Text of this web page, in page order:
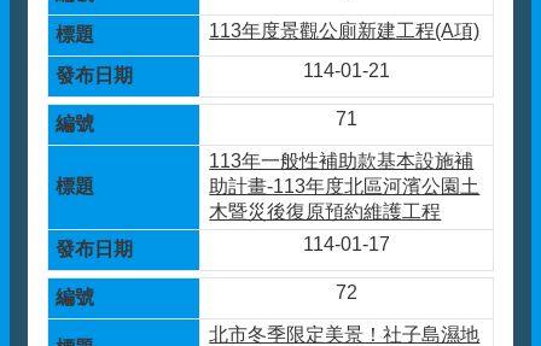
113年度景觀公廁新建工程(A項)
114-01-21
71
113年一般性補助款基本設施補
助計畫-113年度北區河濱公園土
木暨災後復原預約維護工程
114-01-17
72
北市冬季限定美景！社子島濕地